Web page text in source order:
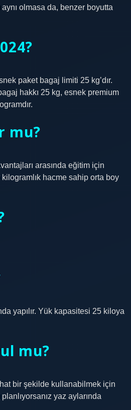
olmasa da, benzer boyutta
paket bagaj limiti 25 kg’dır.
hakkı 25 kg, esnek premium
mu?
arasında eğitim için
kilogramlık hacme sahip orta boy
yapılır. Yük kapasitesi 25 kiloya
mu?
bir şekilde kullanabilmek için
yaz aylarında